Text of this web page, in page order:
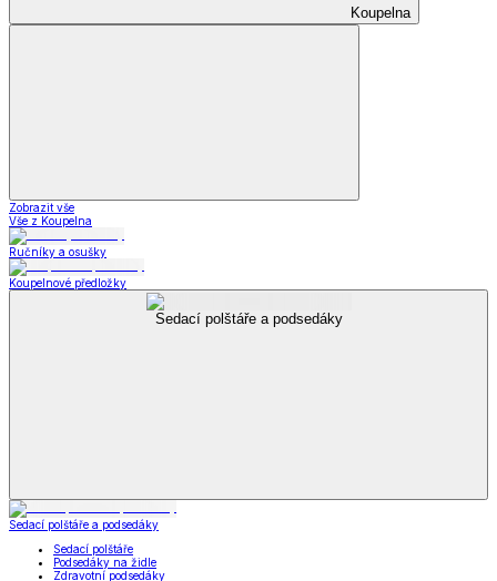
Koupelna
Zobrazit vše
Vše z Koupelna
Ručníky a osušky
Koupelnové předložky
Sedací polštáře a podsedáky
Sedací polštáře a podsedáky
Sedací polštáře
Podsedáky na židle
Zdravotní podsedáky